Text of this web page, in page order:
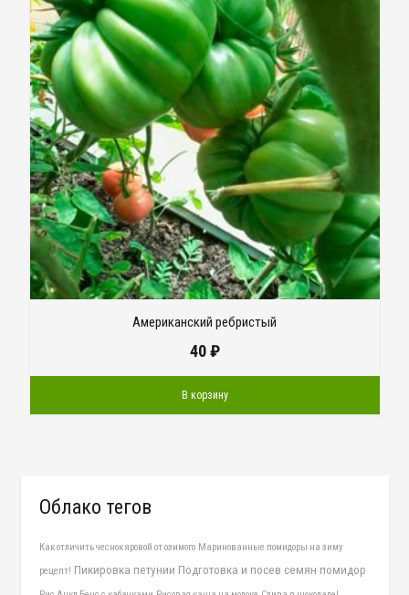
Американский ребристый
40₽
В корзину
Облако тегов
Как отличить чеснок яровой от озимого Маринованные помидоры на зиму
рецепт! Пикировка петунии Подготовка и посев семян помидор